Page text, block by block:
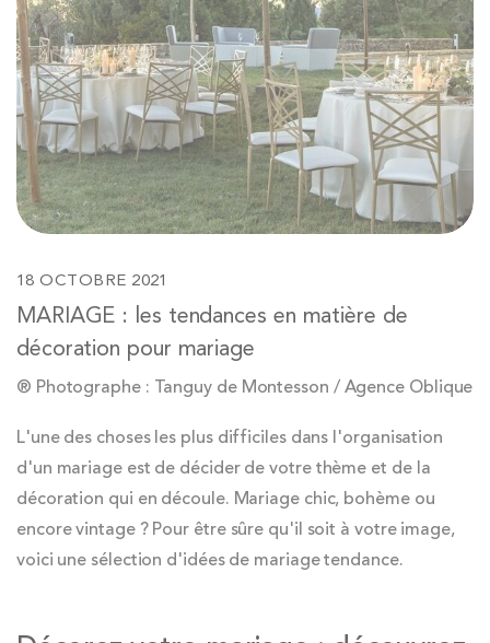
18 OCTOBRE 2021
MARIAGE : les tendances en matière de
décoration pour mariage
® Photographe : Tanguy de Montesson / Agence Oblique
L'une des choses les plus difficiles dans l'organisation
d'un mariage est de décider de votre thème et de la
décoration qui en découle. Mariage chic, bohème ou
encore vintage ? Pour être sûre qu'il soit à votre image,
voici une sélection d'idées de mariage tendance.